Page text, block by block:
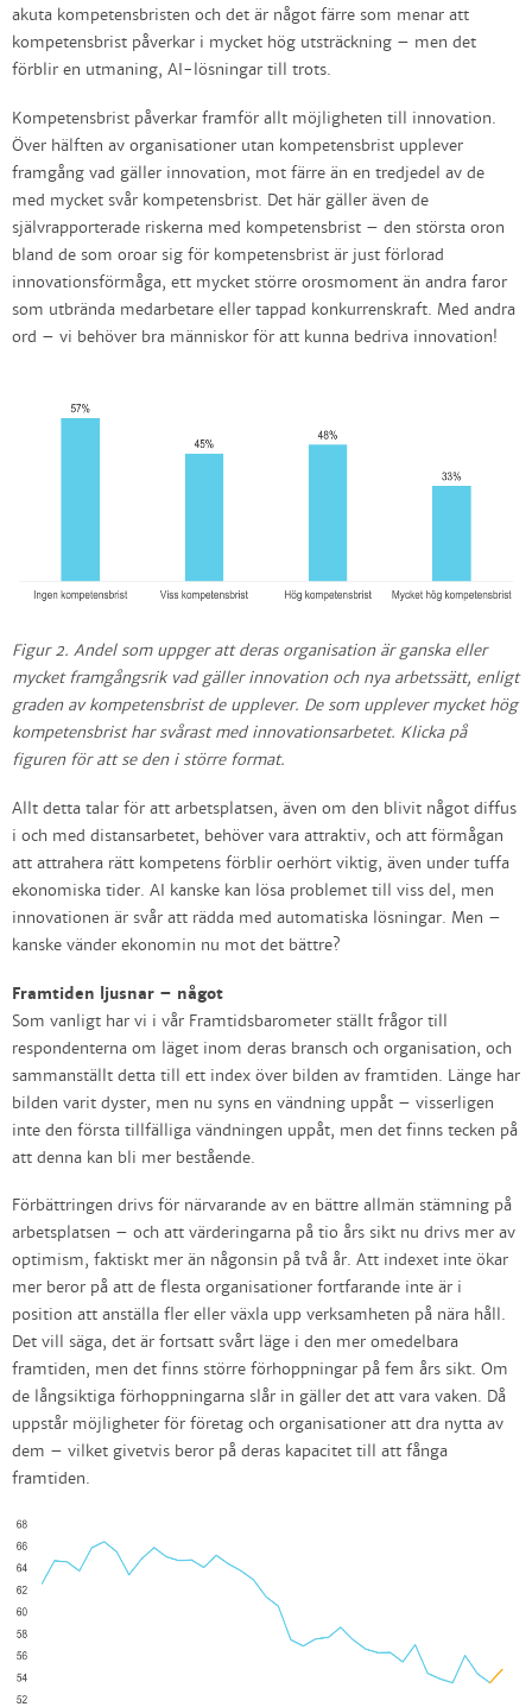
akuta kompetensbristen och det är något färre som menar att
kompetensbrist påverkar i mycket hög utsträckning – men det
förblir en utmaning, AI-lösningar till trots.
Kompetensbrist påverkar framför allt möjligheten till innovation.
Över hälften av organisationer utan kompetensbrist upplever
framgång vad gäller innovation, mot färre än en tredjedel av de
med mycket svår kompetensbrist. Det här gäller även de
självrapporterade riskerna med kompetensbrist – den största oron
bland de som oroar sig för kompetensbrist är just förlorad
innovationsförmåga, ett mycket större orosmoment än andra faror
som utbrända medarbetare eller tappad konkurrenskraft. Med andra
ord – vi behöver bra människor för att kunna bedriva innovation!
Figur 2. Andel som uppger att deras organisation är ganska eller
mycket framgångsrik vad gäller innovation och nya arbetssätt, enligt
graden av kompetensbrist de upplever. De som upplever mycket hög
kompetensbrist har svårast med innovationsarbetet. Klicka på
figuren för att se den i större format.
Allt detta talar för att arbetsplatsen, även om den blivit något diffus
i och med distansarbetet, behöver vara attraktiv, och att förmågan
att attrahera rätt kompetens förblir oerhört viktig, även under tuffa
ekonomiska tider. AI kanske kan lösa problemet till viss del, men
innovationen är svår att rädda med automatiska lösningar. Men –
kanske vänder ekonomin nu mot det bättre?
Framtiden ljusnar – något
Som vanligt har vi i vår Framtidsbarometer ställt frågor till
respondenterna om läget inom deras bransch och organisation, och
sammanställt detta till ett index över bilden av framtiden. Länge har
bilden varit dyster, men nu syns en vändning uppåt – visserligen
inte den första tillfälliga vändningen uppåt, men det finns tecken på
att denna kan bli mer bestående.
Förbättringen drivs för närvarande av en bättre allmän stämning på
arbetsplatsen – och att värderingarna på tio års sikt nu drivs mer av
optimism, faktiskt mer än någonsin på två år. Att indexet inte ökar
mer beror på att de flesta organisationer fortfarande inte är i
position att anställa fler eller växla upp verksamheten på nära håll.
Det vill säga, det är fortsatt svårt läge i den mer omedelbara
framtiden, men det finns större förhoppningar på fem års sikt. Om
de långsiktiga förhoppningarna slår in gäller det att vara vaken. Då
uppstår möjligheter för företag och organisationer att dra nytta av
dem – vilket givetvis beror på deras kapacitet till att fånga
framtiden.